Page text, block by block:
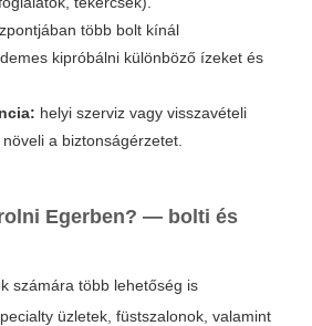
több bolt kínál
kipróbálni különböző ízeket és
helyi szerviz vagy visszavételi
a biztonságérzetet.
Egerben? — bolti és
számára több lehetőség is
üzletek, füstszalonok, valamint